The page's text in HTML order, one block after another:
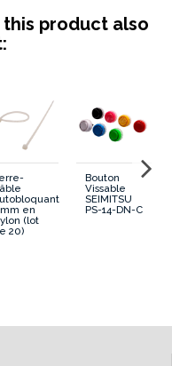
PVC/Bois
Long
product also
mm en
(lot
20)
Bouton
Vissable
SEIMITSU
PS-14-DN-C